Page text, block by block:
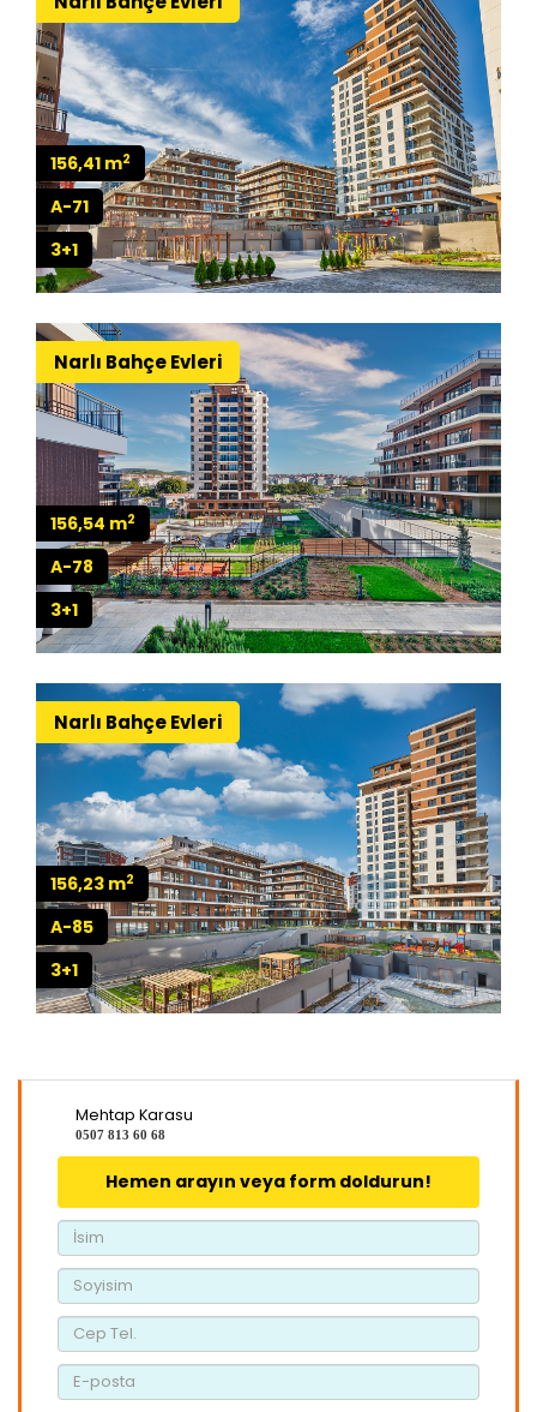
156,41 m2
A-71
3+1
Narlı Bahçe Evleri
156,54 m2
A-78
3+1
Narlı Bahçe Evleri
156,23 m2
A-85
3+1
Mehtap Karasu
0507 813 60 68
Hemen arayın veya form doldurun!